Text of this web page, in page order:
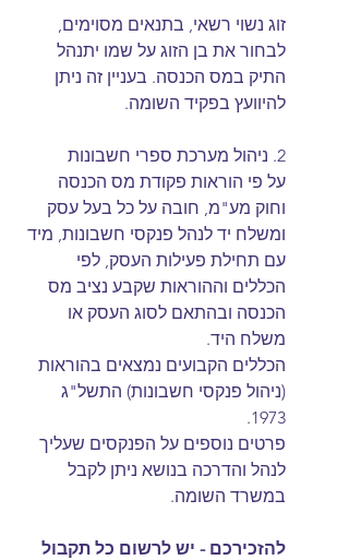
זוג נשוי רשאי, בתנאים מסוימים,
לבחור את בן הזוג על שמו יתנהל
התיק במס הכנסה. בעניין זה ניתן
להיוועץ בפקיד השומה.
2. ניהול מערכת ספרי חשבונות
על פי הוראות פקודת מס הכנסה
וחוק מע"מ, חובה על כל בעל עסק
ומשלח יד לנהל פנקסי חשבונות, מיד
עם תחילת פעילות העסק, לפי
הכללים וההוראות שקבע נציב מס
הכנסה ובהתאם לסוג העסק או
משלח היד.
הכללים הקבועים נמצאים בהוראות
(ניהול פנקסי חשבונות) התשל"ג
1973.
פרטים נוספים על הפנקסים שעליך
לנהל והדרכה בנושא ניתן לקבל
במשרד השומה.
להזכירכם - יש לרשום כל תקבול